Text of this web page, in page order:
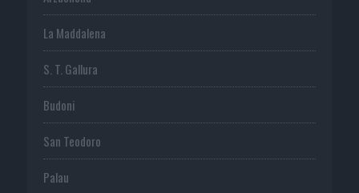
La Maddalena
S. T. Gallura
Budoni
San Teodoro
Palau